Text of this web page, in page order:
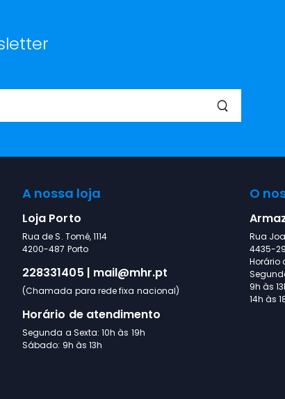
A nossa loja
Loja Porto
Rua de S. Tomé, 1114
4200-487 Porto
228331405 | mail@mhr.pt
(Chamada para rede fixa nacional)
Horário de atendimento
Segunda a Sexta: 10h às 19h
Sábado: 9h às 13h
O
Rua
4435-
Horário
9h às
14h às